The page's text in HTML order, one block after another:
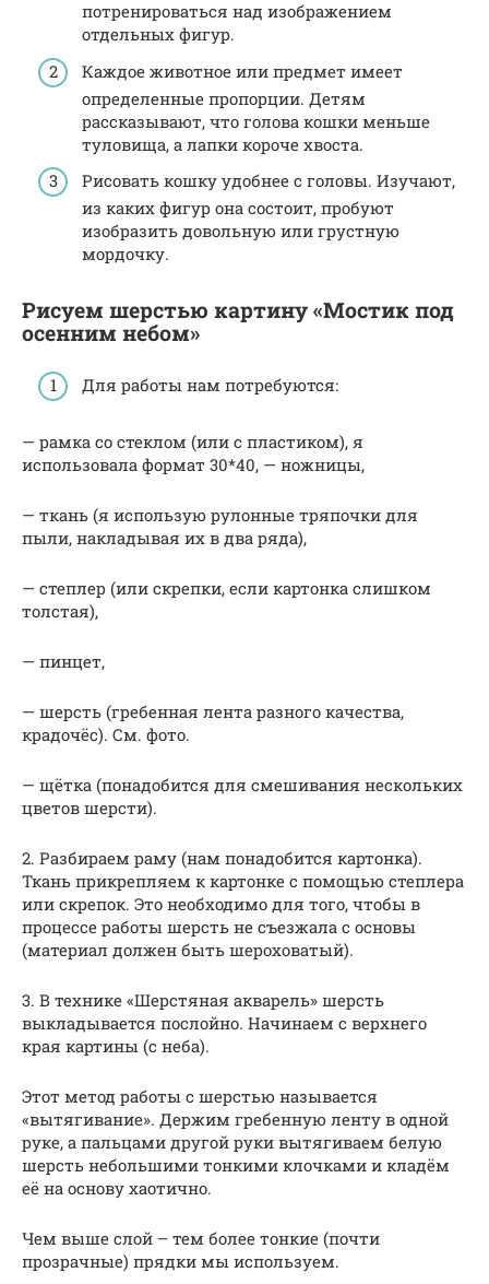
потренироваться над изображением
отдельных фигур.
Каждое животное или предмет имеет
определенные пропорции. Детям
рассказывают, что голова кошки меньше
туловища, а лапки короче хвоста.
Рисовать кошку удобнее с головы. Изучают,
из каких фигур она состоит, пробуют
изобразить довольную или грустную
мордочку.
Рисуем шерстью картину «Мостик под
осенним небом»
Для работы нам потребуются:
— рамка со стеклом (или с пластиком), я
использовала формат 30*40, — ножницы,
— ткань (я использую рулонные тряпочки для
пыли, накладывая их в два ряда),
— степлер (или скрепки, если картонка слишком
толстая),
— пинцет,
— шерсть (гребенная лента разного качества,
крадочёс). См. фото.
— щётка (понадобится для смешивания нескольких
цветов шерсти).
2. Разбираем раму (нам понадобится картонка).
Ткань прикрепляем к картонке с помощью степлера
или скрепок. Это необходимо для того, чтобы в
процессе работы шерсть не съезжала с основы
(материал должен быть шероховатый).
3. В технике «Шерстяная акварель» шерсть
выкладывается послойно. Начинаем с верхнего
края картины (с неба).
Этот метод работы с шерстью называется
«вытягивание». Держим гребенную ленту в одной
руке, а пальцами другой руки вытягиваем белую
шерсть небольшими тонкими клочками и кладём
её на основу хаотично.
Чем выше слой – тем более тонкие (почти
прозрачные) прядки мы используем.